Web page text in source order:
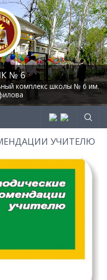
№ 6
комплекс школы № 6 им.
УЧИТЕЛЮ